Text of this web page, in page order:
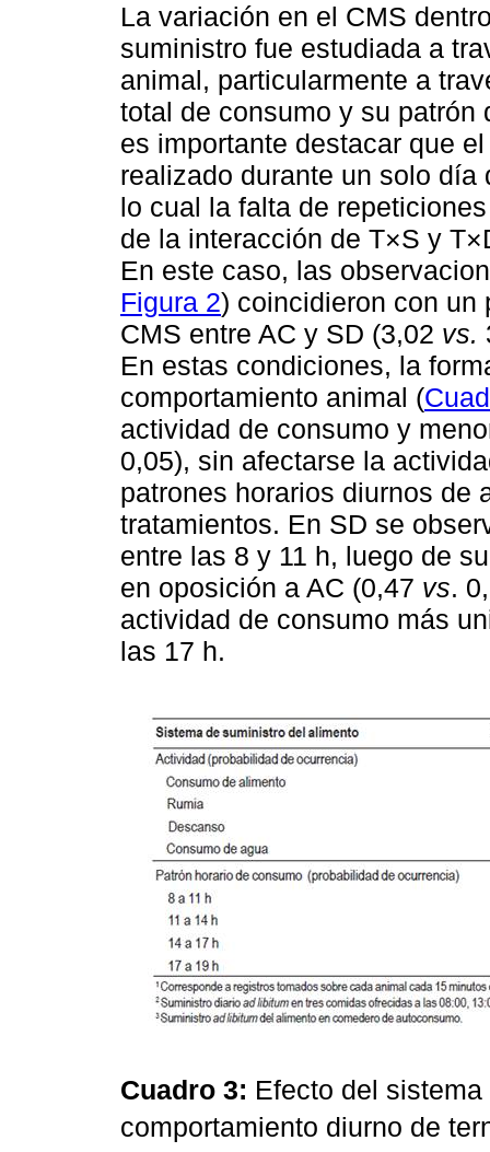
La variación en el CMS
suministro fue estudiada a
animal, particularmente a
total de consumo y su patrón
es importante destacar que
realizado durante un solo día
lo cual la falta de
de la interacción de T×S y
En este caso, las
Figura 2) coincidieron con un
CMS entre AC y SD (3,02 vs.
En estas condiciones, la
comportamiento animal (
actividad de consumo y
0,05), sin afectarse la
patrones horarios diurnos de
tratamientos. En SD se
entre las 8 y 11 h, luego de
en oposición a AC (0,47 vs.
actividad de consumo más
las 17 h.
Cuadro 3: Efecto del
comportamiento diurno de